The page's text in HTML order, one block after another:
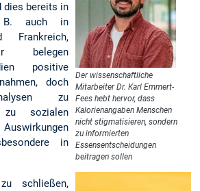
Der wissenschaftliche
Mitarbeiter Dr. Karl Emmert-
Fees hebt hervor, dass
Kalorienangaben Menschen
nicht stigmatisieren, sondern
zu informierten
Essensentscheidungen
beitragen sollen
dies bereits in
B. auch in
Frankreich,
belegen
positive
doch
zu
sozialen
in
schließen,